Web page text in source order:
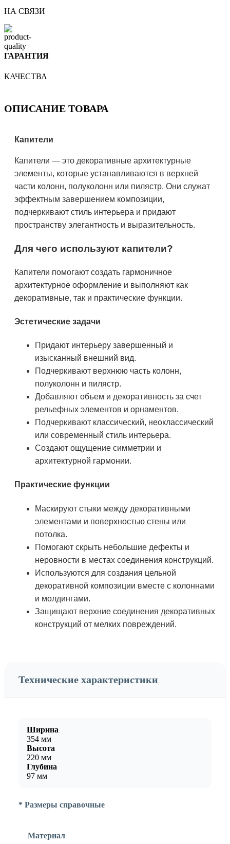
НА СВЯЗИ
ГАРАНТИЯ
КАЧЕСТВА
ОПИСАНИЕ ТОВАРА
Капители
Капители — это декоративные архитектурные
элементы, которые устанавливаются в верхней
части колонн, полуколонн или пилястр. Они служат
эффектным завершением композиции,
подчеркивают стиль интерьера и придают
пространству элегантность и выразительность.
Для чего используют капители?
Капители помогают создать гармоничное
архитектурное оформление и выполняют как
декоративные, так и практические функции.
Эстетические задачи
Придают интерьеру завершенный и
изысканный внешний вид.
Подчеркивают верхнюю часть колонн,
полуколонн и пилястр.
Добавляют объем и декоративность за счет
рельефных элементов и орнаментов.
Подчеркивают классический, неоклассический
или современный стиль интерьера.
Создают ощущение симметрии и
архитектурной гармонии.
Практические функции
Маскируют стыки между декоративными
элементами и поверхностью стены или
потолка.
Помогают скрыть небольшие дефекты и
неровности в местах соединения конструкций.
Используются для создания цельной
декоративной композиции вместе с колоннами
и молдингами.
Защищают верхние соединения декоративных
конструкций от мелких повреждений.
Технические характеристики
Ширина
354 мм
Высота
220 мм
Глубина
97 мм
* Размеры справочные
Материал